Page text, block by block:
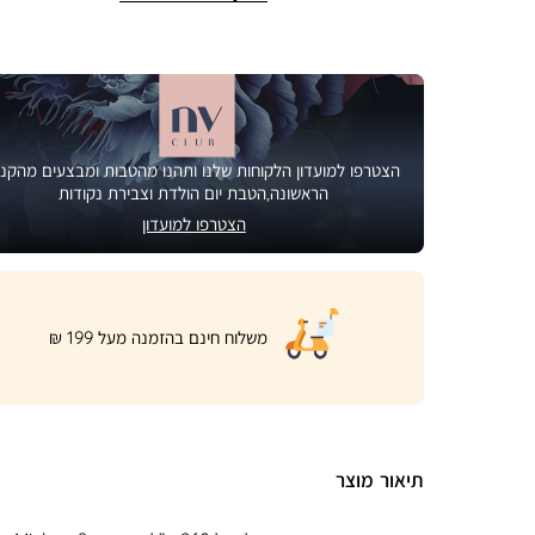
הצטרפו למועדון הלקוחות שלנו ותהנו מהטבות ומבצעים
הראשונה,הטבת יום הולדת וצבירת נקודות
הצטרפו למועדון
|
product
page
banner
משלוח חינם בהזמנה מעל 199 ₪
תיאור מוצר